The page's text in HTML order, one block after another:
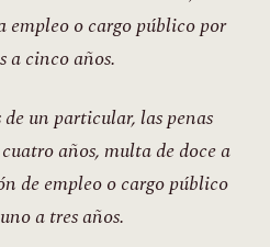
o cargo público por
a cinco años.
un particular, las penas
años, multa de doce a
de empleo o cargo público
a tres años.